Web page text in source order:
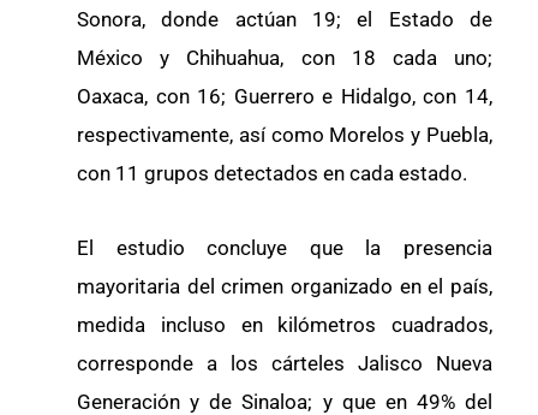
Sonora, donde actúan 19; el Estado de
México y Chihuahua, con 18 cada uno;
Oaxaca, con 16; Guerrero e Hidalgo, con 14,
respectivamente, así como Morelos y Puebla,
con 11 grupos detectados en cada estado.
El estudio concluye que la presencia
mayoritaria del crimen organizado en el país,
medida incluso en kilómetros cuadrados,
corresponde a los cárteles Jalisco Nueva
Generación y de Sinaloa; y que en 49% del